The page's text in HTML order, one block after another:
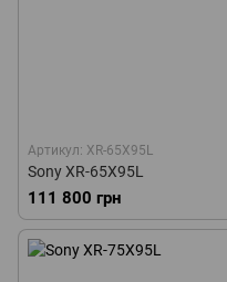
Артикул: XR-65X95L
Sony XR-65X95L
111 800 грн